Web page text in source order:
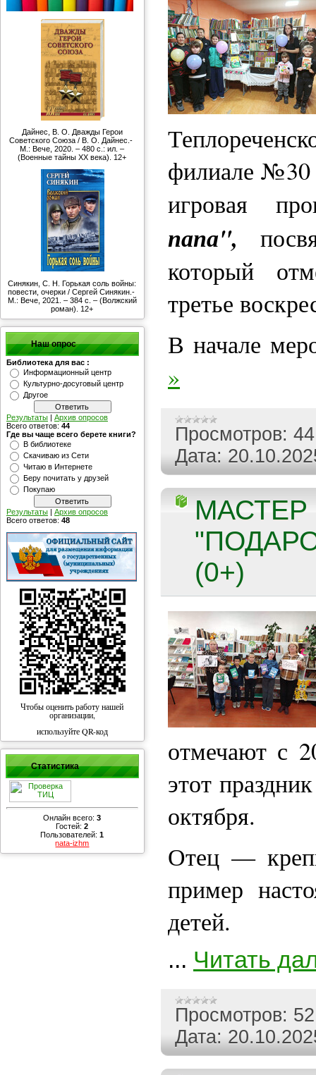
Дайнес, В. О. Дважды Герои
Советского Союза / В. О. Дайнес.-
М.: Вече, 2020. – 480 с.: ил. –
(Военные тайны ХХ века). 12+
Синякин, С. Н. Горькая соль войны:
повести, очерки / Сергей Синякин.-
М.: Вече, 2021. – 384 с. – (Волжский
роман). 12+
Наш опрос
Библиотека для вас :
Информационный центр
Культурно-досуговый центр
Другое
Результаты | Архив опросов
Всего ответов: 44
Где вы чаще всего берете книги?
В библиотеке
Скачиваю из Сети
Читаю в Интернете
Беру почитать у друзей
Покупаю
Результаты | Архив опросов
Всего ответов: 48
Чтобы оценить работу нашей
организации,
используйте QR-код
Статистика
Онлайн всего:3
Гостей:2
Пользователей:1
nata-izhm
филиале №30
игровая
папа",
который
третье
В начале
»
Просмотров: 44
Дата:
МАСТЕР
(0+)
отмечают с
этот
октября.
Отец —
пример
детей.
... Читать
Просмотров: 52
Дата: